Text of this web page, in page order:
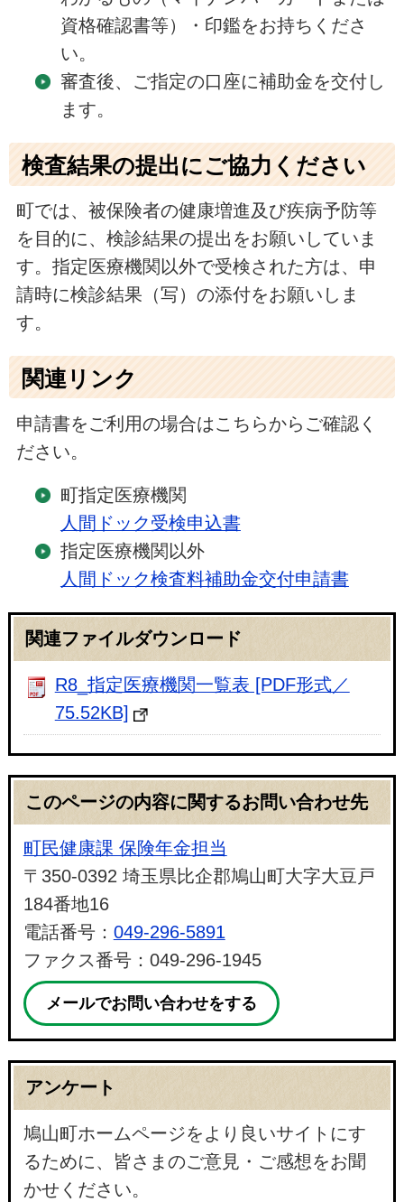
資格確認書等）・印鑑をお持ちくださ
い。
審査後、ご指定の口座に補助金を交付し
ます。
検査結果の提出にご協力ください
町では、被保険者の健康増進及び疾病予防等
を目的に、検診結果の提出をお願いしていま
す。指定医療機関以外で受検された方は、申
請時に検診結果（写）の添付をお願いしま
す。
関連リンク
申請書をご利用の場合はこちらからご確認く
ださい。
町指定医療機関
人間ドック受検申込書
指定医療機関以外
人間ドック検査料補助金交付申請書
関連ファイルダウンロード
R8_指定医療機関一覧表 [PDF形式／
75.52KB]
このページの内容に関するお問い合わせ先
町民健康課 保険年金担当
〒350-0392 埼玉県比企郡鳩山町大字大豆戸
184番地16
電話番号： 049-296-5891
ファクス番号：049-296-1945
メールでお問い合わせをする
アンケート
鳩山町ホームページをより良いサイトにす
るために、皆さまのご意見・ご感想をお聞
かせください。